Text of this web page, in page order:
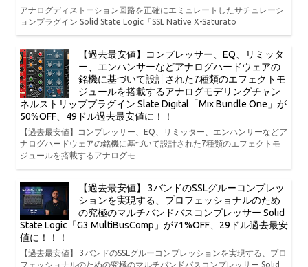
アナログディストーション回路を正確にエミュレートしたサチュレーシ
ョンプラグイン Solid State Logic「SSL Native X-Saturato
【過去最安値】コンプレッサー、EQ、リミッタ
ー、エンハンサーなどアナログハードウェアの
銘機に基づいて設計された7種類のエフェクトモ
ジュールを搭載するアナログモデリングチャン
ネルストリッププラグイン Slate Digital「Mix Bundle One」が
50%OFF、49ドル過去最安値に！！
【過去最安値】コンプレッサー、EQ、リミッター、エンハンサーなどア
ナログハードウェアの銘機に基づいて設計された7種類のエフェクトモ
ジュールを搭載するアナログモ
【過去最安値】 3バンドのSSLグルーコンプレッ
ションを実現する、プロフェッショナルのため
の究極のマルチバンドバスコンプレッサー Solid
State Logic「G3 MultiBusComp」が71%OFF、29ドル過去最安
値に！！！
【過去最安値】 3バンドのSSLグルーコンプレッションを実現する、プロ
フェッショナルのための究極のマルチバンドバスコンプレッサー Solid